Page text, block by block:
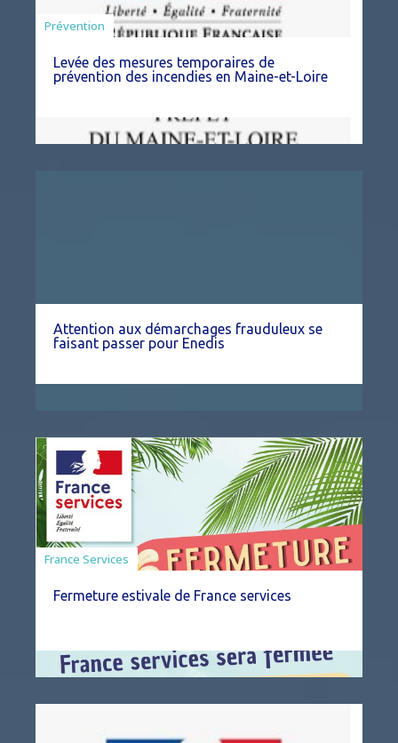
Préfecture
Prévention
Levée des mesures temporaires de
prévention des incendies en Maine-et-Loire
Attention aux démarchages frauduleux se
faisant passer pour Enedis
France Services
Fermeture estivale de France services